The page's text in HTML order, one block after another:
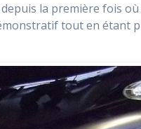
la première fois
tout en étant